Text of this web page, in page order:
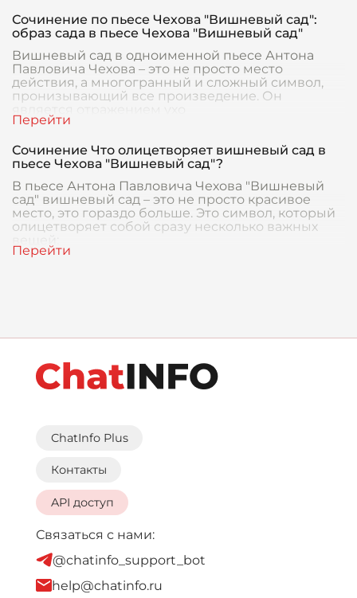
Сочинение по пьесе Чехова "Вишневый сад":
образ сада в пьесе Чехова "Вишневый сад"
Вишневый сад в одноименной пьесе Антона
Павловича Чехова – это не просто место
действия, а многогранный и сложный символ,
пронизывающий все произведение. Он
Сочинение Что олицетворяет вишневый сад в
пьесе Чехова "Вишневый сад"?
В пьесе Антона Павловича Чехова "Вишневый
сад" вишневый сад – это не просто красивое
место, это гораздо больше. Это символ, который
олицетворяет собой сразу несколько важных
ChatInfo Plus
Контакты
API доступ
Связаться с нами:
@chatinfo_support_bot
help@chatinfo.ru